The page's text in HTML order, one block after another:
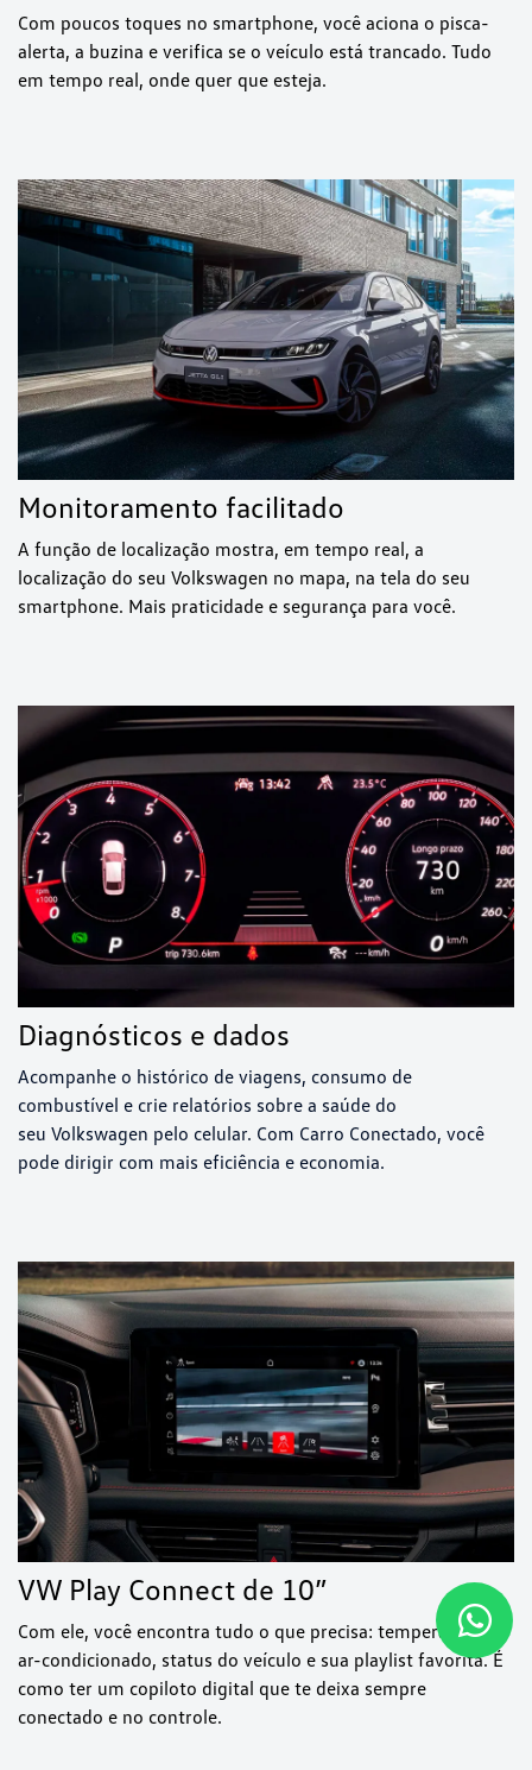
Com poucos toques no smartphone, você aciona o pisca-
alerta, a buzina e verifica se o veículo está trancado. Tudo
em tempo real, onde quer que esteja.
Monitoramento facilitado
A função de localização mostra, em tempo real, a
localização do seu Volkswagen no mapa, na tela do seu
smartphone. Mais praticidade e segurança para você.
Diagnósticos e dados
Acompanhe o histórico de viagens, consumo de
combustível e crie relatórios sobre a saúde do
seu Volkswagen pelo celular. Com Carro Conectado, você
pode dirigir com mais eficiência e economia.
VW Play Connect de 10”
Com ele, você encontra tudo o que precisa: temperatura do
ar-condicionado, status do veículo e sua playlist favorita. É
como ter um copiloto digital que te deixa sempre
conectado e no controle.